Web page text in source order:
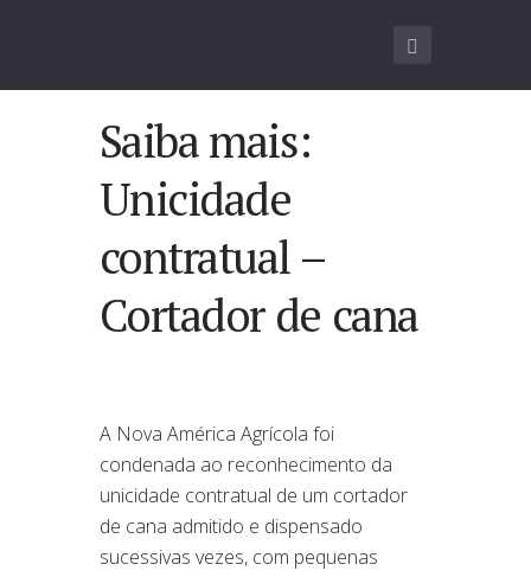
Saiba mais:
Unicidade
contratual –
Cortador de cana
A Nova América Agrícola foi
condenada ao reconhecimento da
unicidade contratual de um cortador
de cana admitido e dispensado
sucessivas vezes, com pequenas